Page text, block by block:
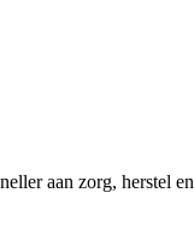
aan zorg, herstel